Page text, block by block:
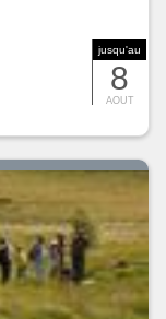
jusqu'au
8
AOUT